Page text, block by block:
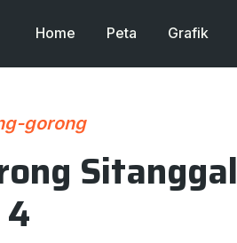
Home Peta Grafik
gorong
Sitanggal
4